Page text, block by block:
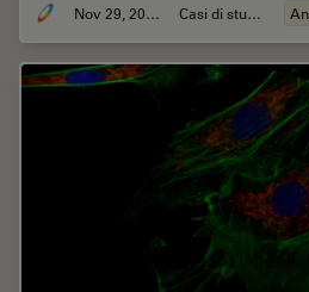
Nov 29, 2023 Casi di studio